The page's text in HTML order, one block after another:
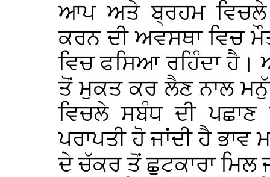
ਆਪ ਅਤੇ ਬ੍ਰਹਮ ਵਿਚਲੇ
ਕਰਨ ਦੀ ਅਵਸਥਾ ਵਿਚ
ਵਿਚ ਫਸਿਆ ਰਹਿੰਦਾ
ਤੋਂ ਮੁਕਤ ਕਰ ਲੈਣ ਨਾਲ
ਵਿਚਲੇ ਸਬੰਧ ਦੀ
ਪਰਾਪਤੀ ਹੋ ਜਾਂਦੀ ਹੈ
ਦੇ ਚੱਕਰ ਤੋਂ ਛੁਟਕਾਰਾ ਮਿਲ